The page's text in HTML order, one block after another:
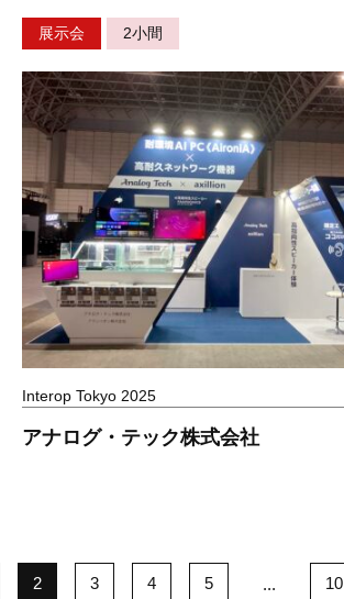
展示会 2小間
Interop Tokyo 2025
アナログ・テック株式会社
2 3 4 5 ... 10